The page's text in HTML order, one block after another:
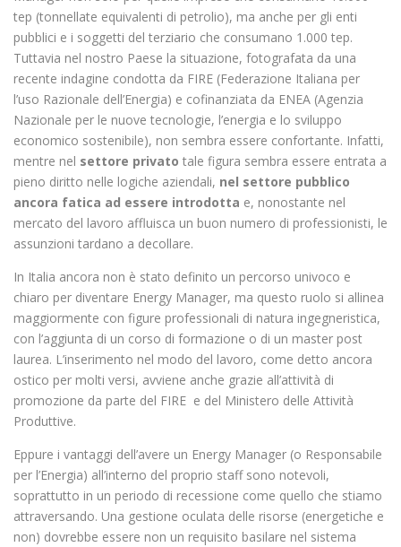
tep (tonnellate equivalenti di petrolio), ma anche per gli enti
pubblici e i soggetti del terziario che consumano 1.000 tep.
Tuttavia nel nostro Paese la situazione, fotografata da una
recente indagine condotta da FIRE (Federazione Italiana per
l’uso Razionale dell’Energia) e cofinanziata da ENEA (Agenzia
Nazionale per le nuove tecnologie, l’energia e lo sviluppo
economico sostenibile), non sembra essere confortante. Infatti,
mentre nel settore privato tale figura sembra essere entrata a
pieno diritto nelle logiche aziendali, nel settore pubblico
ancora fatica ad essere introdotta e, nonostante nel
mercato del lavoro affluisca un buon numero di professionisti, le
assunzioni tardano a decollare.
In Italia ancora non è stato definito un percorso univoco e
chiaro per diventare Energy Manager, ma questo ruolo si allinea
maggiormente con figure professionali di natura ingegneristica,
con l’aggiunta di un corso di formazione o di un master post
laurea. L’inserimento nel modo del lavoro, come detto ancora
ostico per molti versi, avviene anche grazie all’attività di
promozione da parte del FIRE e del Ministero delle Attività
Produttive.
Eppure i vantaggi dell’avere un Energy Manager (o Responsabile
per l’Energia) all’interno del proprio staff sono notevoli,
soprattutto in un periodo di recessione come quello che stiamo
attraversando. Una gestione oculata delle risorse (energetiche e
non) dovrebbe essere non un requisito basilare nel sistema